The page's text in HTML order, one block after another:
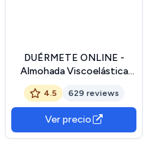
DUÉRMETE ONLINE -
Almohada Viscoelástica
Aloe Vera Visco | Máximo
Confort y Excelente
Adaptabilidad con
Propiedades Antiestrés |
70 x 40 cm
4.5 629 reviews
Ver precio